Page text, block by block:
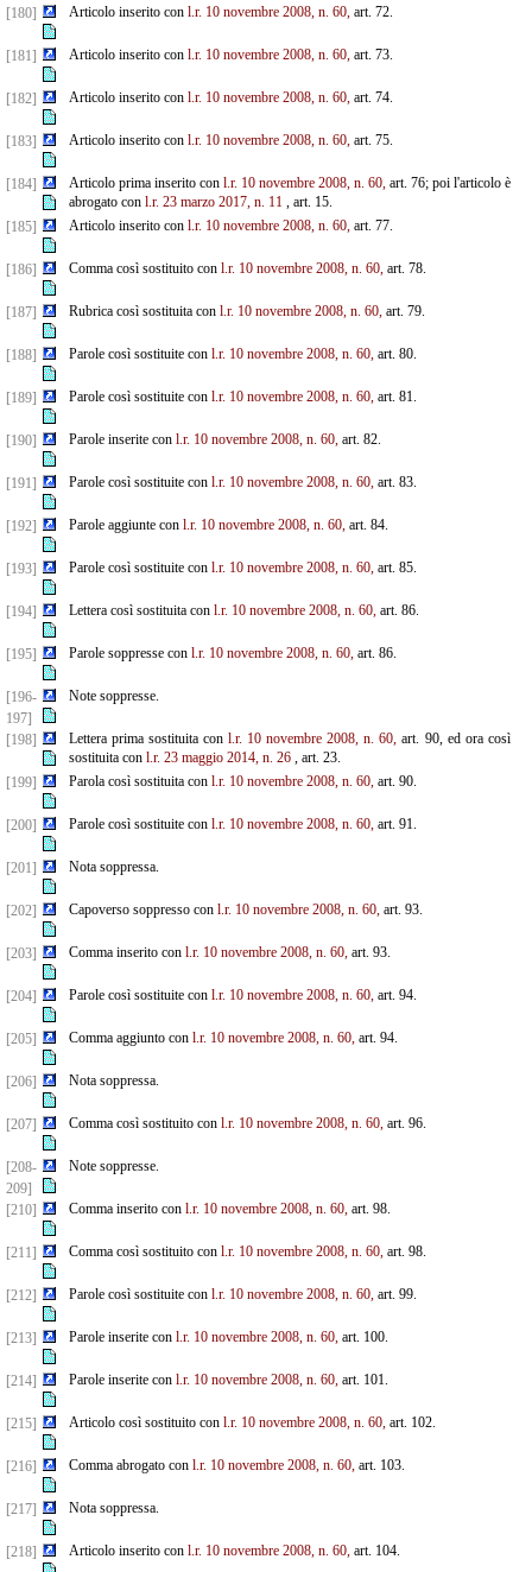
[180] Articolo inserito con l.r. 10 novembre 2008, n. 60,art. 72.
[181] Articolo inserito con l.r. 10 novembre 2008, n. 60,art. 73.
[182] Articolo inserito con l.r. 10 novembre 2008, n. 60,art. 74.
[183] Articolo inserito con l.r. 10 novembre 2008, n. 60,art. 75.
[184] Articolo prima inserito con l.r. 10 novembre 2008, n. 60,art. 76; poi l'articolo è
abrogato con l.r. 23 marzo 2017, n. 11, art. 15.
[185]
Articolo inserito con l.r. 10 novembre 2008, n. 60,art. 77.
[186] Comma così sostituito con l.r. 10 novembre 2008, n. 60,art. 78.
[187] Rubrica così sostituita con l.r. 10 novembre 2008, n. 60,art. 79.
[188] Parole così sostituite con l.r. 10 novembre 2008, n. 60,art. 80.
[189] Parole così sostituite con l.r. 10 novembre 2008, n. 60,art. 81.
[190] Parole inserite con l.r. 10 novembre 2008, n. 60,art. 82.
[191] Parole così sostituite con l.r. 10 novembre 2008, n. 60,art. 83.
[192] Parole aggiunte con l.r. 10 novembre 2008, n. 60,art. 84.
[193] Parole così sostituite con l.r. 10 novembre 2008, n. 60,art. 85.
[194] Lettera così sostituita con l.r. 10 novembre 2008, n. 60,art. 86.
[195] Parole soppresse con l.r. 10 novembre 2008, n. 60,art. 86.
[196-
197]
Note soppresse.
[198] Lettera prima sostituita con l.r. 10 novembre 2008, n. 60, art. 90, ed ora così
sostituita con l.r. 23 maggio 2014, n. 26, art. 23.
[199]
Parola così sostituita con l.r. 10 novembre 2008, n. 60,art. 90.
[200] Parole così sostituite con l.r. 10 novembre 2008, n. 60,art. 91.
[201] Nota soppressa.
[202] Capoverso soppresso con l.r. 10 novembre 2008, n. 60,art. 93.
[203] Comma inserito con l.r. 10 novembre 2008, n. 60,art. 93.
[204] Parole così sostituite con l.r. 10 novembre 2008, n. 60,art. 94.
[205] Comma aggiunto con l.r. 10 novembre 2008, n. 60,art. 94.
[206] Nota soppressa.
[207] Comma così sostituito con l.r. 10 novembre 2008, n. 60,art. 96.
[208-
209]
Note soppresse.
[210] Comma inserito con l.r. 10 novembre 2008, n. 60,art. 98.
[211] Comma così sostituito con l.r. 10 novembre 2008, n. 60,art. 98.
[212] Parole così sostituite con l.r. 10 novembre 2008, n. 60,art. 99.
[213] Parole inserite con l.r. 10 novembre 2008, n. 60,art. 100.
[214] Parole inserite con l.r. 10 novembre 2008, n. 60,art. 101.
[215] Articolo così sostituito con l.r. 10 novembre 2008, n. 60,art. 102.
[216] Comma abrogato con l.r. 10 novembre 2008, n. 60,art. 103.
[217] Nota soppressa.
[218] Articolo inserito con l.r. 10 novembre 2008, n. 60,art. 104.